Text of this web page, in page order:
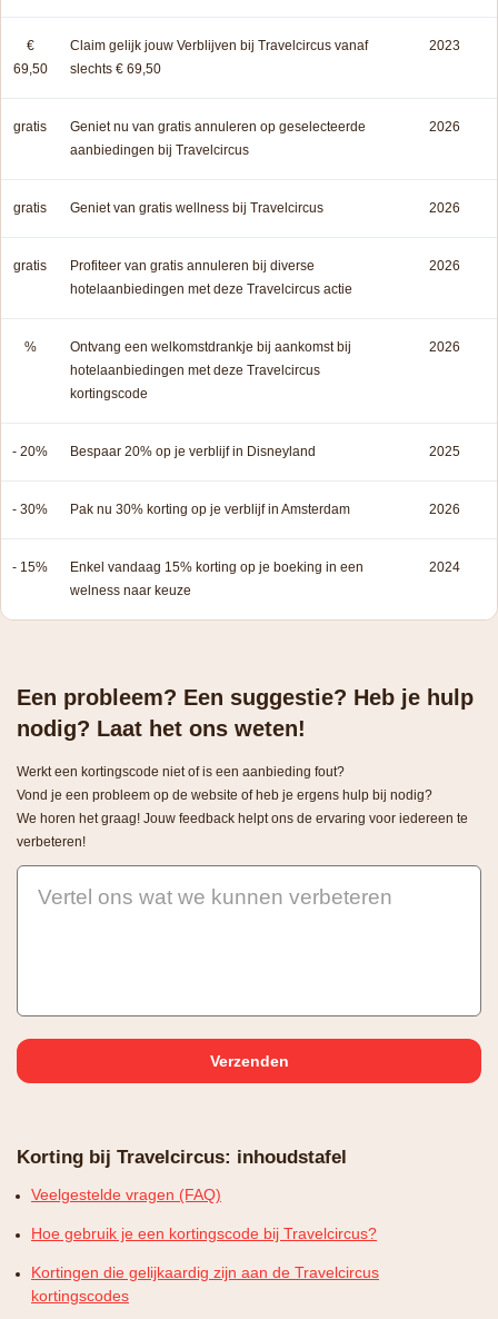
€
69,50
Claim gelijk jouw Verblijven bij Travelcircus vanaf
slechts € 69,50
2023
gratis
Geniet nu van gratis annuleren op geselecteerde
aanbiedingen bij Travelcircus
2026
gratis Geniet van gratis wellness bij Travelcircus 2026
gratis
Profiteer van gratis annuleren bij diverse
hotelaanbiedingen met deze Travelcircus actie
2026
%
Ontvang een welkomstdrankje bij aankomst bij
hotelaanbiedingen met deze Travelcircus
kortingscode
2026
- 20% Bespaar 20% op je verblijf in Disneyland 2025
- 30% Pak nu 30% korting op je verblijf in Amsterdam 2026
- 15%
Enkel vandaag 15% korting op je boeking in een
welness naar keuze
2024
Een probleem? Een suggestie? Heb je hulp
nodig? Laat het ons weten!
Werkt een kortingscode niet of is een aanbieding fout?
Vond je een probleem op de website of heb je ergens hulp bij nodig?
We horen het graag! Jouw feedback helpt ons de ervaring voor iedereen te
verbeteren!
Vertel ons wat we kunnen verbeteren
Korting bij Travelcircus: inhoudstafel
Veelgestelde vragen (FAQ)
Hoe gebruik je een kortingscode bij Travelcircus?
Kortingen die gelijkaardig zijn aan de Travelcircus
kortingscodes